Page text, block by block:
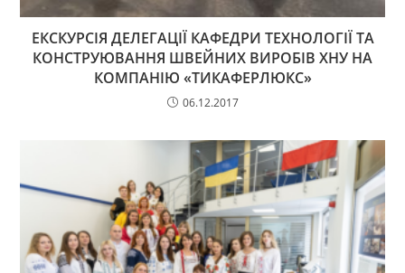
ЕКСКУРСІЯ ДЕЛЕГАЦІЇ КАФЕДРИ ТЕХНОЛОГІЇ ТА
КОНСТРУЮВАННЯ ШВЕЙНИХ ВИРОБІВ ХНУ НА
КОМПАНІЮ «ТИКАФЕРЛЮКС»
06.12.2017